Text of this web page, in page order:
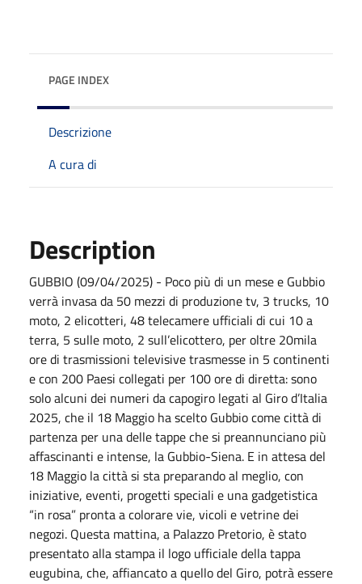
PAGE INDEX
Descrizione
A cura di
Description
GUBBIO (09/04/2025) - Poco più di un mese e Gubbio
verrà invasa da 50 mezzi di produzione tv, 3 trucks, 10
moto, 2 elicotteri, 48 telecamere ufficiali di cui 10 a
terra, 5 sulle moto, 2 sull’elicottero, per oltre 20mila
ore di trasmissioni televisive trasmesse in 5 continenti
e con 200 Paesi collegati per 100 ore di diretta: sono
solo alcuni dei numeri da capogiro legati al Giro d’Italia
2025, che il 18 Maggio ha scelto Gubbio come città di
partenza per una delle tappe che si preannunciano più
affascinanti e intense, la Gubbio-Siena. E in attesa del
18 Maggio la città si sta preparando al meglio, con
iniziative, eventi, progetti speciali e una gadgetistica
“in rosa” pronta a colorare vie, vicoli e vetrine dei
negozi. Questa mattina, a Palazzo Pretorio, è stato
presentato alla stampa il logo ufficiale della tappa
eugubina, che, affiancato a quello del Giro, potrà essere